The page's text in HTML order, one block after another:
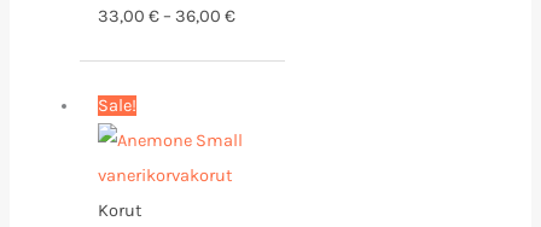
33,00 €– 36,00 €
Sale!
Korut
oli:
15,00 €.
on:
5,00 €.